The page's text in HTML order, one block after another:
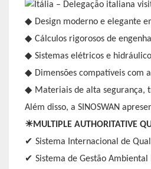
◆ Design moderno e elegante
◆ Cálculos rigorosos de
◆ Sistemas elétricos e
◆ Dimensões compatíveis com
◆ Materiais de alta segurança,
Além disso, a SINOSWAN
☀MULTIPLE AUTHORITATIVE
✔ Sistema Internacional de
✔ Sistema de Gestão Ambiental